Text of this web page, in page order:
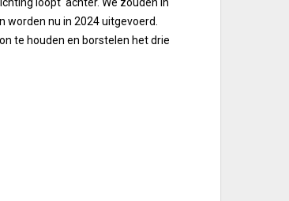
worden nu in 2024 uitgevoerd.
te houden en borstelen het drie